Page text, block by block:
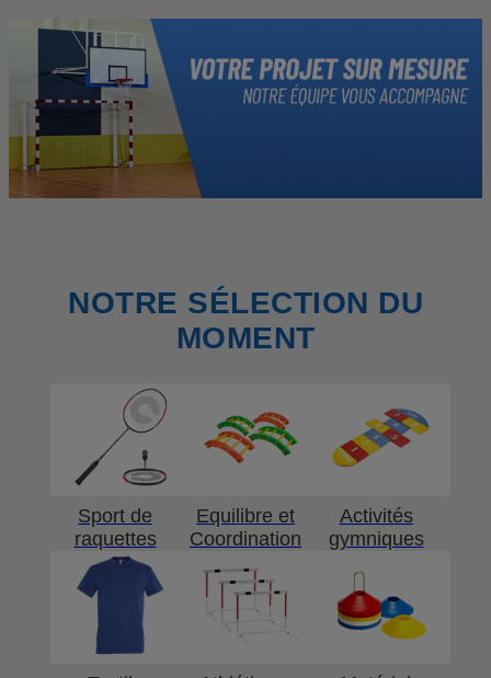
NOTRE SÉLECTION DU
MOMENT
Sport de
raquettes
Equilibre et
Coordination
Activités
gymniques